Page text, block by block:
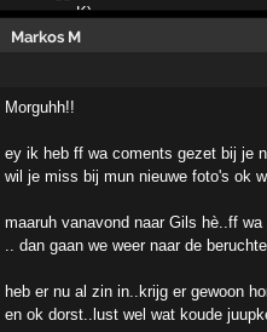
Markos M
Morguhh!!
ey ik heb ff wa coments gezet bij je
wil je miss bij mun nieuwe foto's ok
maaruh vanavond naar Gils hè..ff wa
.. dan gaan we weer naar de
heb er nu al zin in..krijg er gewoon
en ok dorst..lust wel wat koude